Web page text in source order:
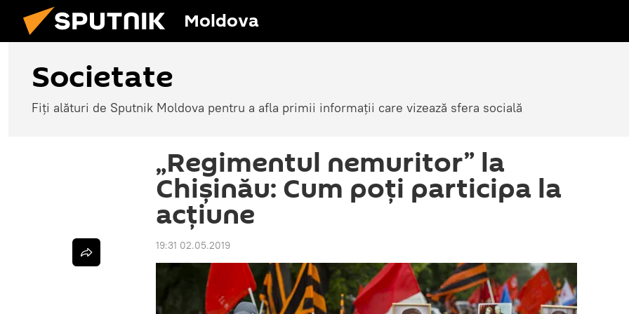
Moldova
Societate
Fiți alături de Sputnik Moldova pentru a afla primii informații care vizează sfera socială
„Regimentul nemuritor” la
Chișinău: Cum poți participa la
acțiune
19:31 02.05.2019